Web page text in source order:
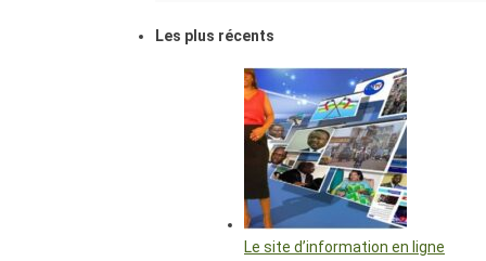
Les plus récents
Le site d’information en ligne